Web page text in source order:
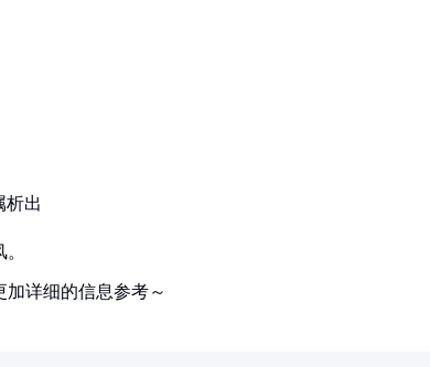
析出
详细的信息参考～